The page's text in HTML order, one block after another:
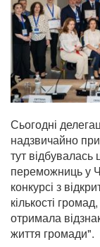
Сьогодні
надзвичайно
тут
переможниць у
конкурсі з
кількості
отримала
життя громади".